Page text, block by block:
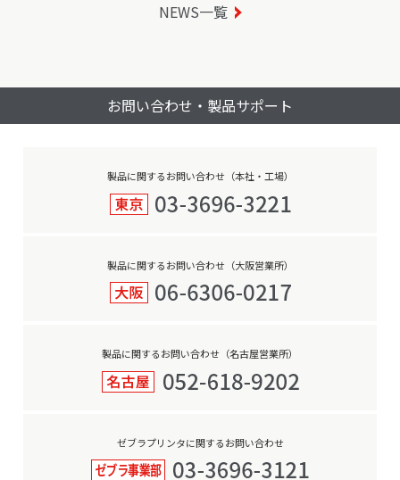
NEWS一覧
お問い合わせ・製品サポート
製品に関するお問い合わせ（本社・工場）
製品に関するお問い合わせ（大阪営業所）
製品に関するお問い合わせ（名古屋営業所）
ゼブラプリンタに関するお問い合わせ